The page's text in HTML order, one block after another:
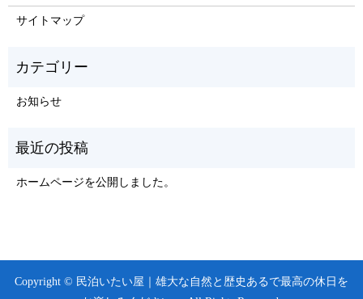
サイトマップ
お知らせ
ホームページを公開しました。
Copyright © 民泊いたい屋｜雄大な自然と歴史あるで最高の休日を